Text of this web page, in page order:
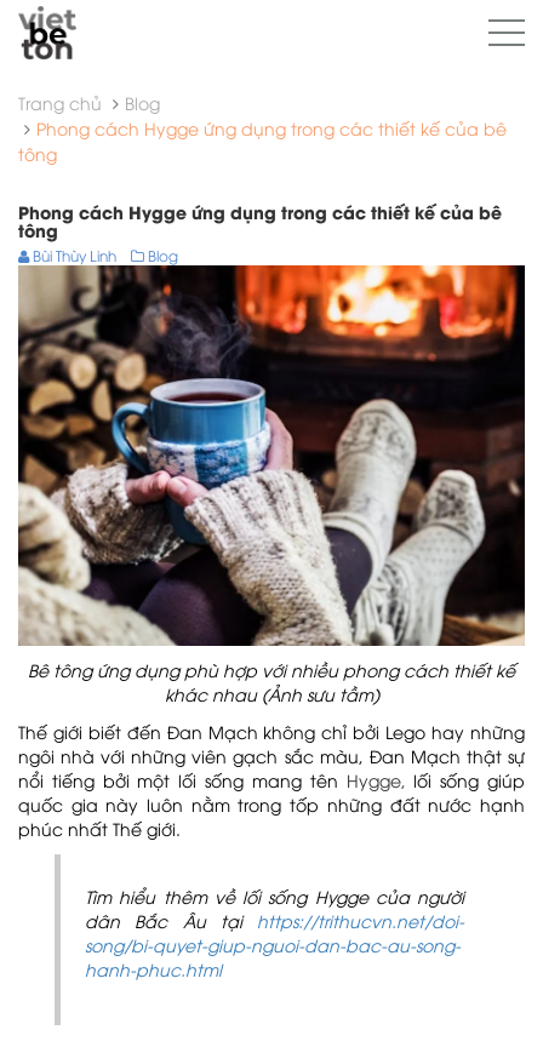
Trang chủ
Blog
Phong cách Hygge ứng dụng trong các thiết kế của bê
tông
Phong cách Hygge ứng dụng trong các thiết kế của bê
tông
Bùi Thùy Linh Blog
Bê tông ứng dụng phù hợp với nhiều phong cách thiết kế
khác nhau (Ảnh sưu tầm)
Thế giới biết đến Đan Mạch không chỉ bởi Lego hay những
ngôi nhà với những viên gạch sắc màu, Đan Mạch thật sự
nổi tiếng bởi một lối sống mang tên Hygge, lối sống giúp
quốc gia này luôn nằm trong tốp những đất nước hạnh
phúc nhất Thế giới.
Tìm hiểu thêm về lối sống Hygge của người
dân Bắc Âu tại
https://trithucvn.net/doi-
song/bi-quyet-giup-nguoi-dan-bac-au-song-
hanh-phuc.html